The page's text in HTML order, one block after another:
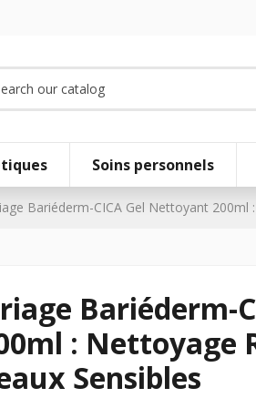
Soins personnels
Bariéderm-CICA Gel Nettoyant
Bariéderm-
: Nettoyage
Sensibles